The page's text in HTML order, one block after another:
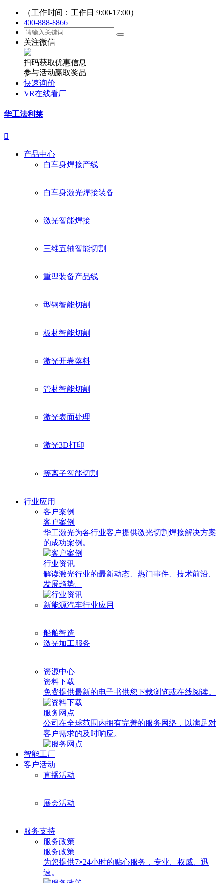
（工作时间：工作日 9:00-17:00）
400-888-8866
关注微信
扫码获取优惠信息
参与活动赢取奖品
快速询价
VR在线看厂
华工法利莱

产品中心
白车身焊接产线
白车身激光焊接装备
激光智能焊接
三维五轴智能切割
重型装备产品线
型钢智能切割
板材智能切割
激光开卷落料
管材智能切割
激光表面处理
激光3D打印
等离子智能切割
行业应用
客户案例
客户案例
华工激光为各行业客户提供激光切割焊接解决方案
的成功案例。
行业资讯
解读激光行业的最新动态、热门事件、技术前沿、
发展趋势。
新能源汽车行业应用
船舶智造
激光加工服务
资源中心
资料下载
免费提供最新的电子书供您下载浏览或在线阅读。
服务网点
公司在全球范围内拥有完善的服务网络，以满足对
客户需求的及时响应。
智能工厂
客户活动
直播活动
展会活动
服务支持
服务政策
服务政策
为您提供7×24小时的贴心服务，专业、权威、迅
速。